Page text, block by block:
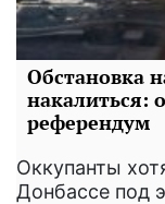
Обстановка
накалиться:
референдум
Оккупанты
Донбассе под